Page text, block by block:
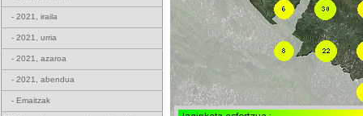
- 2021, iraila
- 2021, urria
- 2021, azaroa
- 2021, abendua
- Emaitzak